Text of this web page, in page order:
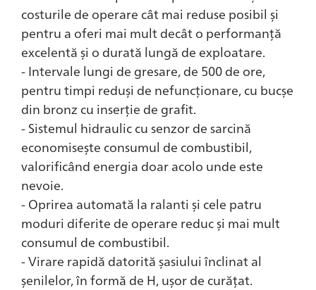
costurile de operare cât mai reduse posibil și
pentru a oferi mai mult decât o performanță
excelentă și o durată lungă de exploatare.
- Intervale lungi de gresare, de 500 de ore,
pentru timpi reduși de nefuncționare, cu bucșe
din bronz cu inserție de grafit.
- Sistemul hidraulic cu senzor de sarcină
economisește consumul de combustibil,
valorificând energia doar acolo unde este
nevoie.
- Oprirea automată la ralanti și cele patru
moduri diferite de operare reduc și mai mult
consumul de combustibil.
- Virare rapidă datorită șasiului înclinat al
șenilelor, în formă de H, ușor de curățat.